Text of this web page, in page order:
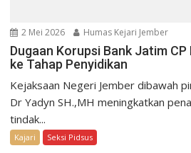
2 Mei 2026 Humas Kejari Jember
Dugaan Korupsi Bank Jatim
ke Tahap Penyidikan
Kejaksaan Negeri Jember dibawah
Dr Yadyn SH.,MH meningkatkan
tindak...
Kajari Seksi Pidsus